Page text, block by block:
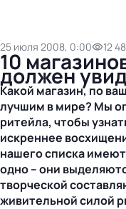
25 июля 2008, 0:00 12
10
должен
Какой магазин, по
лучшим в мире? Мы
ритейла, чтобы
искреннее
нашего списка
одно – они
творческой
живительной силой